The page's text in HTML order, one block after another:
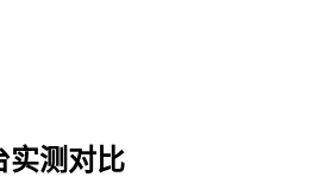
实测对比